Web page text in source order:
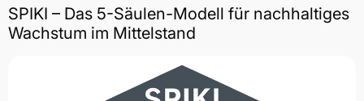
SPIKI – Das 5-Säulen-Modell für nachhaltiges
Wachstum im Mittelstand